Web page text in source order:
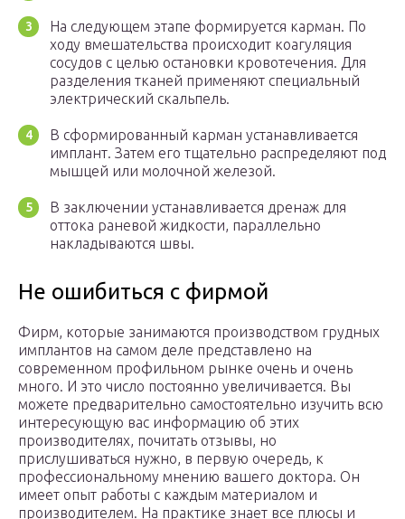
На следующем этапе формируется карман. По
ходу вмешательства происходит коагуляция
сосудов с целью остановки кровотечения. Для
разделения тканей применяют специальный
электрический скальпель.
В сформированный карман устанавливается
имплант. Затем его тщательно распределяют под
мышцей или молочной железой.
В заключении устанавливается дренаж для
оттока раневой жидкости, параллельно
накладываются швы.
Не ошибиться с фирмой
Фирм, которые занимаются производством грудных
имплантов на самом деле представлено на
современном профильном рынке очень и очень
много. И это число постоянно увеличивается. Вы
можете предварительно самостоятельно изучить всю
интересующую вас информацию об этих
производителях, почитать отзывы, но
прислушиваться нужно, в первую очередь, к
профессиональному мнению вашего доктора. Он
имеет опыт работы с каждым материалом и
производителем. На практике знает все плюсы и